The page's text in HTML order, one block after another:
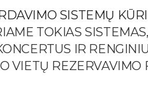
SISTEMŲ
TOKIAS
IR
VIETŲ REZERVAVIMO